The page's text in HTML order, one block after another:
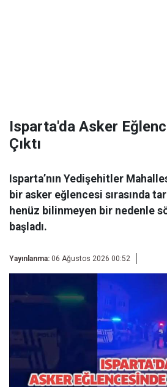
Isparta'da Asker
Çıktı
Isparta’nın Yedişehitler
bir asker eğlencesi sırasında
henüz bilinmeyen bir nedenle
başladı.
Yayınlanma: 06 Ağustos 2026 00:52